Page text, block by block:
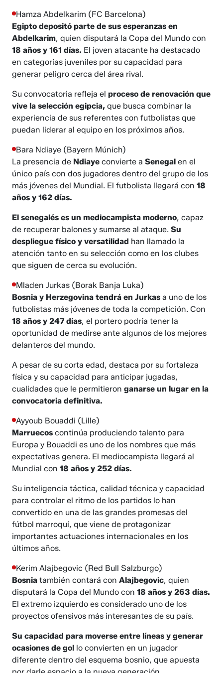
Hamza Abdelkarim (FC Barcelona)
Egipto depositó parte de sus esperanzas en
Abdelkarim, quien disputará la Copa del Mundo con
18 años y 161 días. El joven atacante ha destacado
en categorías juveniles por su capacidad para
generar peligro cerca del área rival.
Su convocatoria refleja elproceso de renovación que
vive la selección egipcia, que busca combinar la
experiencia de sus referentes con futbolistas que
puedan liderar al equipo en los próximos años.
Bara Ndiaye (Bayern Múnich)
La presencia de Ndiaye convierte aSenegalen el
único país con dos jugadores dentro del grupo de los
más jóvenes del Mundial. El futbolista llegará con18
años y 162 días.
El senegalés es un mediocampista moderno, capaz
de recuperar balones y sumarse al ataque.Su
despliegue físico y versatilidad han llamado la
atención tanto en su selección como en los clubes
que siguen de cerca su evolución.
Mladen Jurkas (Borak Banja Luka)
Bosnia y Herzegovina tendrá en Jurkas a uno de los
futbolistas más jóvenes de toda la competición. Con
18 años y 247 días, el portero podría tener la
oportunidad de medirse ante algunos de los mejores
delanteros del mundo.
A pesar de su corta edad, destaca por su fortaleza
física y su capacidad para anticipar jugadas,
cualidades que le permitieronganarse un lugar en la
convocatoria definitiva.
Ayyoub Bouaddi (Lille)
Marruecoscontinúa produciendo talento para
Europa y Bouaddi es uno de los nombres que más
expectativas genera. El mediocampista llegará al
Mundial con 18 años y 252 días.
Su inteligencia táctica, calidad técnica y capacidad
para controlar el ritmo de los partidos lo han
convertido en una de las grandes promesas del
fútbol marroquí, que viene de protagonizar
importantes actuaciones internacionales en los
últimos años.
Kerim Alajbegovic (Red Bull Salzburgo)
Bosniatambién contará conAlajbegovic, quien
disputará la Copa del Mundo con18 años y 263 días.
El extremo izquierdo es considerado uno de los
proyectos ofensivos más interesantes de su país.
Su capacidad para moverse entre líneas y generar
ocasiones de gol lo convierten en un jugador
diferente dentro del esquema bosnio, que apuesta